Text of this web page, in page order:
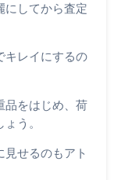
にしてから査定
キレイにするの
品をはじめ、荷
う。
見せるのもアト